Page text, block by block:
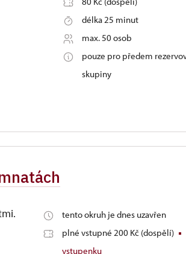
délka 25 minut
max. 50 osob
pouze pro předem
skupiny
tento okruh je dnes uzavřen
plné vstupné 200 Kč (dospělí)
vstupenku